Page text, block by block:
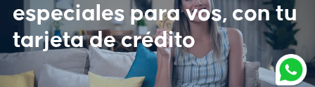
especiales para vos, con tu
tarjeta de crédito